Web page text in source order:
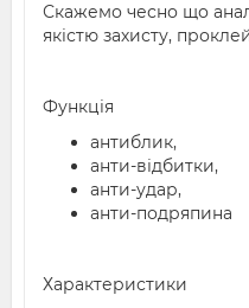
Скажемо чесно що
якістю захисту,
Функція
антиблик,
анти-відбитки,
анти-удар,
анти-подряпина
Характеристики